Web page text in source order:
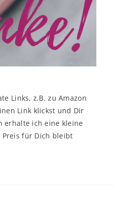
Links, z.B. zu Amazon
Link klickst und Dir
erhalte ich eine kleine
für Dich bleibt